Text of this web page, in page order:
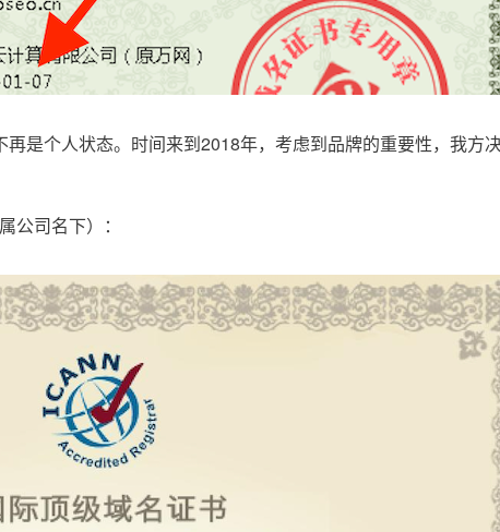
是个人状态。时间来到2018年，考虑到品牌的重要性，我方
司名下）：